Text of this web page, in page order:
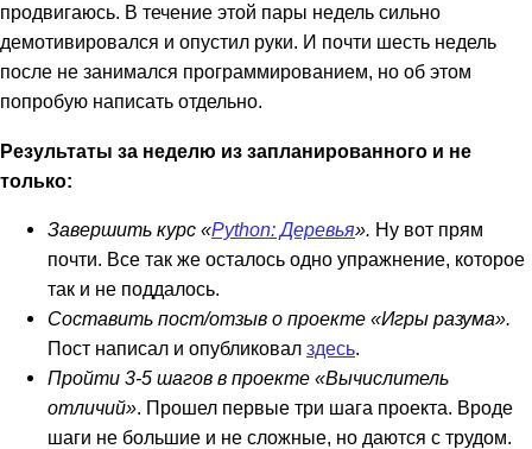
продвигаюсь. В течение этой пары недель сильно
демотивировался и опустил руки. И почти шесть недель
после не занимался программированием, но об этом
попробую написать отдельно.
Результаты за неделю из запланированного и не
только:
Завершить курс «Python: Деревья». Ну вот прям
почти. Все так же осталось одно упражнение, которое
так и не поддалось.
Составить пост/отзыв о проекте «Игры разума».
Пост написал и опубликовал здесь.
Пройти 3-5 шагов в проекте «Вычислитель
отличий». Прошел первые три шага проекта. Вроде
шаги не большие и не сложные, но даются с трудом.